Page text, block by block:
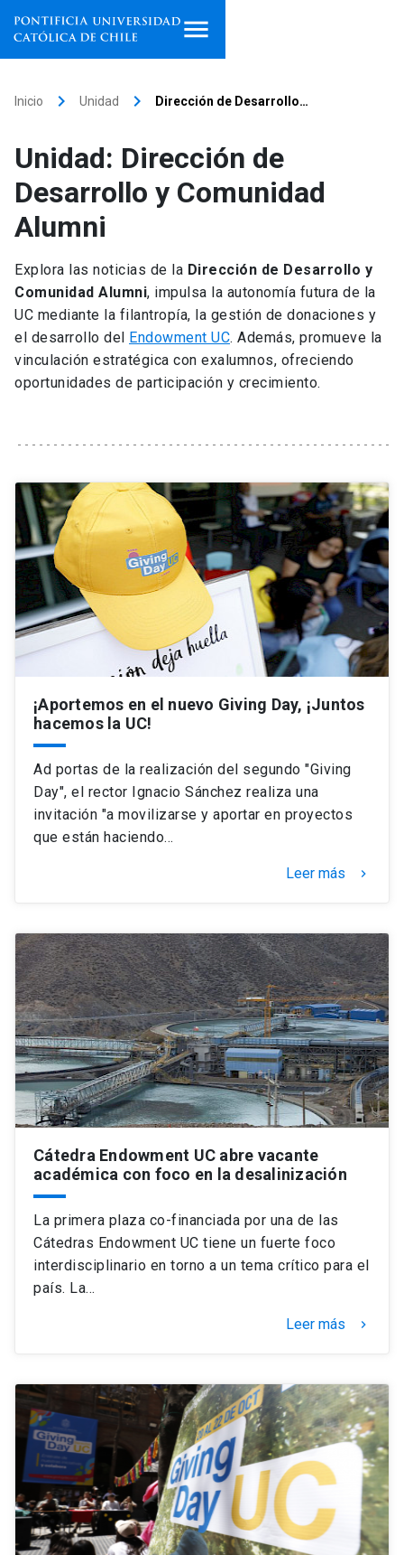
Facultades, escuelas e
institutos
Investigación
Internacionalización launch
Extensión
Vinculación
Futuros estudiantes
Estudiantes
Académicos
Personal
Padres y familia
Vecinos launch
Go to english site
ACCESOS DIRECTOS
Admisión launch
Mi Cuenta UC
Mi Portal UC launch
Medios
Donaciones launch
Inicio keyboard_arrow_right Unidad keyboard_arrow_right Dirección de Desarrollo…
Unidad: Dirección de
Desarrollo y Comunidad
Alumni
Explora las noticias de la Dirección de Desarrollo y
Comunidad Alumni, impulsa la autonomía futura de la
UC mediante la filantropía, la gestión de donaciones y
el desarrollo del Endowment UC. Además, promueve la
vinculación estratégica con exalumnos, ofreciendo
oportunidades de participación y crecimiento.
¡Aportemos en el nuevo Giving Day, ¡Juntos
hacemos la UC!
Ad portas de la realización del segundo "Giving
Day", el rector Ignacio Sánchez realiza una
invitación "a movilizarse y aportar en proyectos
que están haciendo…
Leer más keyboard_arrow_right
Cátedra Endowment UC abre vacante
académica con foco en la desalinización
La primera plaza co-financiada por una de las
Cátedras Endowment UC tiene un fuerte foco
interdisciplinario en torno a un tema crítico para el
país. La…
Leer más keyboard_arrow_right